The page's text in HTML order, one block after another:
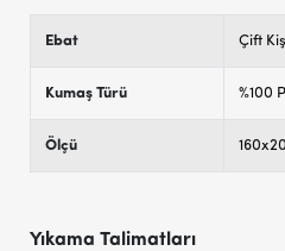
Ebat Çift
Kumaş Türü %100
Ölçü
Yıkama Talimatları